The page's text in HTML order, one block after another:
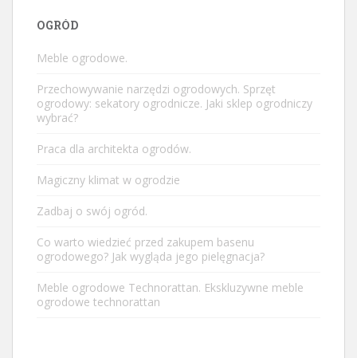
OGRÓD
Meble ogrodowe.
Przechowywanie narzędzi ogrodowych. Sprzęt
ogrodowy: sekatory ogrodnicze. Jaki sklep ogrodniczy
wybrać?
Praca dla architekta ogrodów.
Magiczny klimat w ogrodzie
Zadbaj o swój ogród.
Co warto wiedzieć przed zakupem basenu
ogrodowego? Jak wygląda jego pielęgnacja?
Meble ogrodowe Technorattan. Ekskluzywne meble
ogrodowe technorattan